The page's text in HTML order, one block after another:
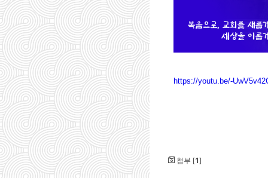
https://youtu.be/-
첨부 [1]